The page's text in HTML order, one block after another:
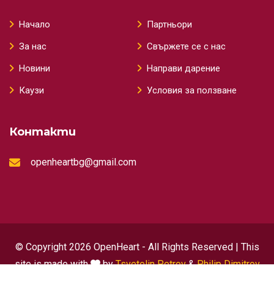
Начало
За нас
Новини
Каузи
Партньори
Свържете се с нас
Направи дарение
Условия за ползване
Контакти
openheartbg@gmail.com
© Copyright 2026 OpenHeart - All Rights Reserved | This
site is made with
byTsvetelin Petrov&Philip Dimitrov